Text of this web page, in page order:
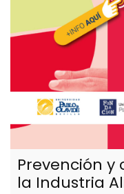
Prevención y
la Industria